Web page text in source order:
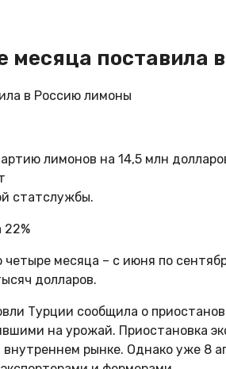
месяца поставила
лимонов на 14,5 млн
статслужбы.
22%
месяца – с июня по
долларов.
Турции сообщила о
на урожай. Приостановка
рынке. Однако уже 8